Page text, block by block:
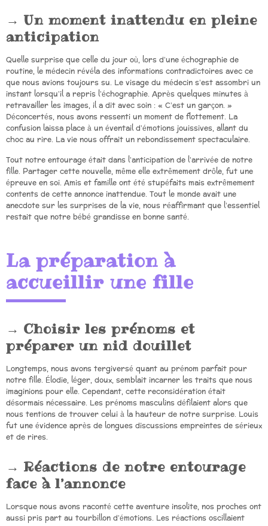
Un moment inattendu en pleine
anticipation
Quelle surprise que celle du jour où, lors d’une échographie de
routine, le médecin révéla des informations contradictoires avec ce
que nous avions toujours su. Le visage du médecin s’est assombri un
instant lorsqu’il a repris l’échographie. Après quelques minutes à
retravailler les images, il a dit avec soin : « C’est un garçon. »
Déconcertés, nous avons ressenti un moment de flottement. La
confusion laissa place à un éventail d’émotions jouissives, allant du
choc au rire. La vie nous offrait un rebondissement spectaculaire.
Tout notre entourage était dans l’anticipation de l’arrivée de notre
fille. Partager cette nouvelle, même elle extrêmement drôle, fut une
épreuve en soi. Amis et famille ont été stupéfaits mais extrêmement
contents de cette annonce inattendue. Tout le monde avait une
anecdote sur les surprises de la vie, nous réaffirmant que l’essentiel
restait que notre bébé grandisse en bonne santé.
La préparation à
accueillir une fille
Choisir les prénoms et
préparer un nid douillet
Longtemps, nous avons tergiversé quant au prénom parfait pour
notre fille. Élodie, léger, doux, semblait incarner les traits que nous
imaginions pour elle. Cependant, cette reconsidération était
désormais nécessaire. Les prénoms masculins défilaient alors que
nous tentions de trouver celui à la hauteur de notre surprise. Louis
fut une évidence après de longues discussions empreintes de sérieux
et de rires.
Réactions de notre entourage
face à l’annonce
Lorsque nous avons raconté cette aventure insolite, nos proches ont
aussi pris part au tourbillon d’émotions. Les réactions oscillaient